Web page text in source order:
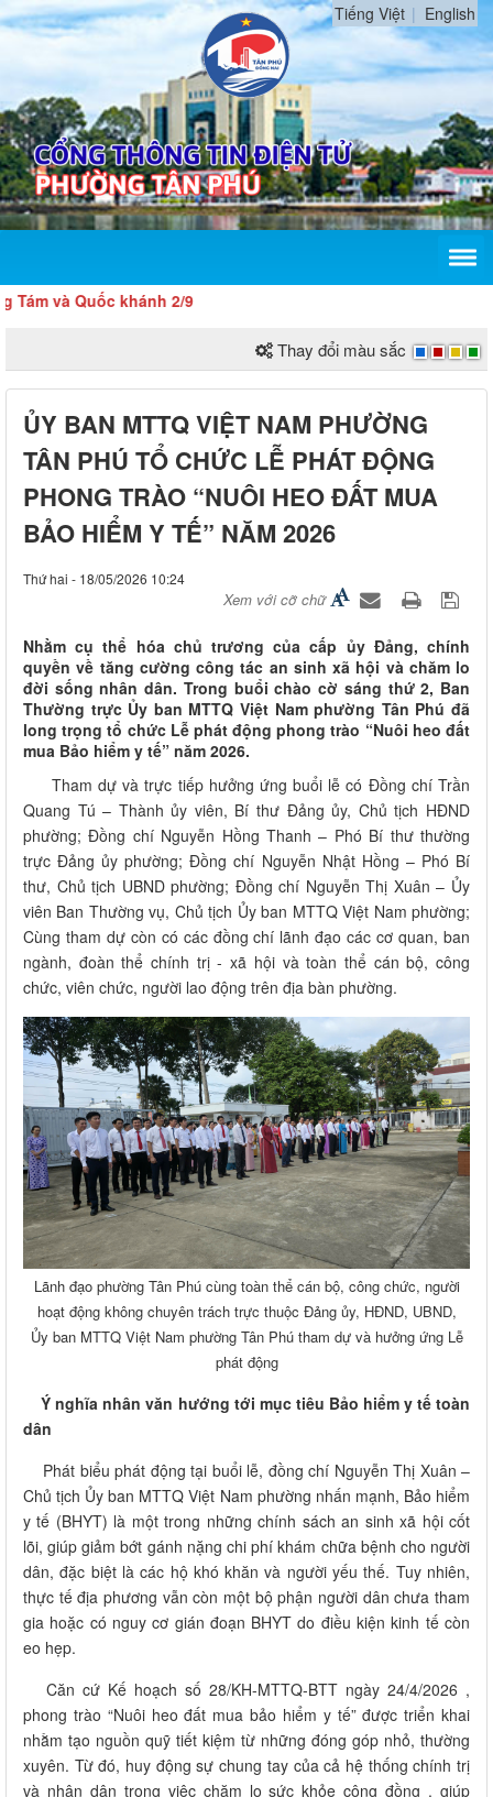
Tiếng Việt English
và Quốc khánh 2/9
Thay đổi màu sắc
ỦY BAN MTTQ VIỆT NAM PHƯỜNG
TÂN PHÚ TỔ CHỨC LỄ PHÁT ĐỘNG
PHONG TRÀO “NUÔI HEO ĐẤT MUA
BẢO HIỂM Y TẾ” NĂM 2026
Thứ hai - 18/05/2026 10:24
Xem với cỡ chữ
Nhằm cụ thể hóa chủ trương của cấp ủy Đảng, chính
quyền về tăng cường công tác an sinh xã hội và chăm lo
đời sống nhân dân. Trong buổi chào cờ sáng thứ 2, Ban
Thường trực Ủy ban MTTQ Việt Nam phường Tân Phú đã
long trọng tổ chức Lễ phát động phong trào “Nuôi heo đất
mua Bảo hiểm y tế” năm 2026.
​ Tham dự và trực tiếp hưởng ứng buổi lễ có Đồng chí Trần
Quang Tú – Thành ủy viên, Bí thư Đảng ủy, Chủ tịch HĐND
phường;Đồng chí Nguyễn Hồng Thanh – Phó Bí thư thường
trực Đảng ủy phường;Đồng chí Nguyễn Nhật Hồng – Phó Bí
thư, Chủ tịch UBND phường; Đồng chí Nguyễn Thị Xuân – Ủy
viên Ban Thường vụ, Chủ tịch Ủy ban MTTQ Việt Nam phường;
Cùng tham dự còn có các đồng chí lãnh đạo các cơ quan, ban
ngành, đoàn thể chính trị - xã hội và toàn thể cán bộ, công
chức, viên chức, người lao động trên địa bàn phường.
Lãnh đạo phường Tân Phú cùng toàn thể cán bộ, công chức, người
hoạt động không chuyên trách trực thuộc Đảng ủy, HĐND, UBND,
Ủy ban MTTQ Việt Nam phường Tân Phú tham dự và hưởng ứng Lễ
phát động
Ý nghĩa nhân văn hướng tới mục tiêu Bảo hiểm y tế toàn
dân
Phát biểu phát động tại buổi lễ, đồng chí Nguyễn Thị Xuân –
Chủ tịch Ủy ban MTTQ Việt Nam phường nhấn mạnh, Bảo hiểm
y tế (BHYT) là một trong những chính sách an sinh xã hội cốt
lõi, giúp giảm bớt gánh nặng chi phí khám chữa bệnh cho người
dân, đặc biệt là các hộ khó khăn và người yếu thế. Tuy nhiên,
thực tế địa phương vẫn còn một bộ phận người dân chưa tham
gia hoặc có nguy cơ gián đoạn BHYT do điều kiện kinh tế còn
eo hẹp.
Căn cứ Kế hoạch số 28/KH-MTTQ-BTT ngày 24/4/2026 ,
phong trào “Nuôi heo đất mua bảo hiểm y tế” được triển khai
nhằm tạo nguồn quỹ tiết kiệm từ những đóng góp nhỏ, thường
xuyên. Từ đó, huy động sự chung tay của cả hệ thống chính trị
và nhân dân trong việc chăm lo sức khỏe cộng đồng , giúp